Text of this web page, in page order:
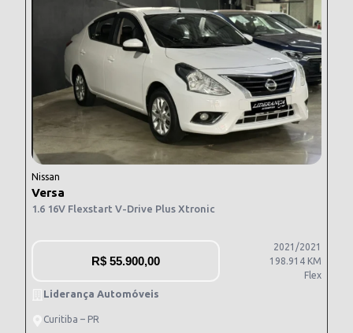
Nissan
Versa
1.6 16V Flexstart V-Drive Plus Xtronic
R$ 55.900,00
2021/2021
198.914 KM
Flex
Liderança Automóveis
Curitiba – PR